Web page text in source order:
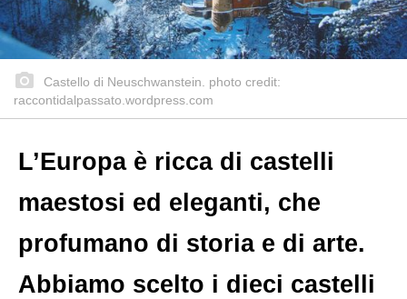
Castello di Neuschwanstein. photo credit:
raccontidalpassato.wordpress.com
L’Europa è ricca di castelli
maestosi ed eleganti, che
profumano di storia e di arte.
Abbiamo scelto i dieci castelli